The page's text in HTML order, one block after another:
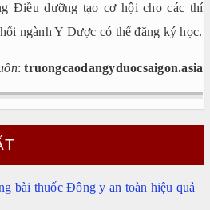
Điều dưỡng tạo cơ hội cho các thí
ngành Y Dược có thể đăng ký học.
:truongcaodangyduocsaigon.asia